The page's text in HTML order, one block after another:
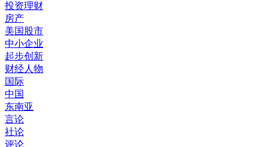
投资理财
房产
美国股市
中小企业
起步创新
财经人物
国际
中国
东南亚
言论
社论
评论